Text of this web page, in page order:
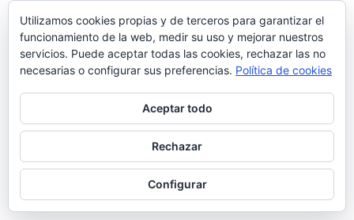
vistió la americana #6.652
Ir a Palabrario Porteño
Utilizamos cookies propias y de terceros para garantizar el
funcionamiento de la web, medir su uso y mejorar nuestros
servicios. Puede aceptar todas las cookies, rechazar las no
necesarias o configurar sus preferencias. Política de cookies
Aceptar todo
Rechazar
Configurar